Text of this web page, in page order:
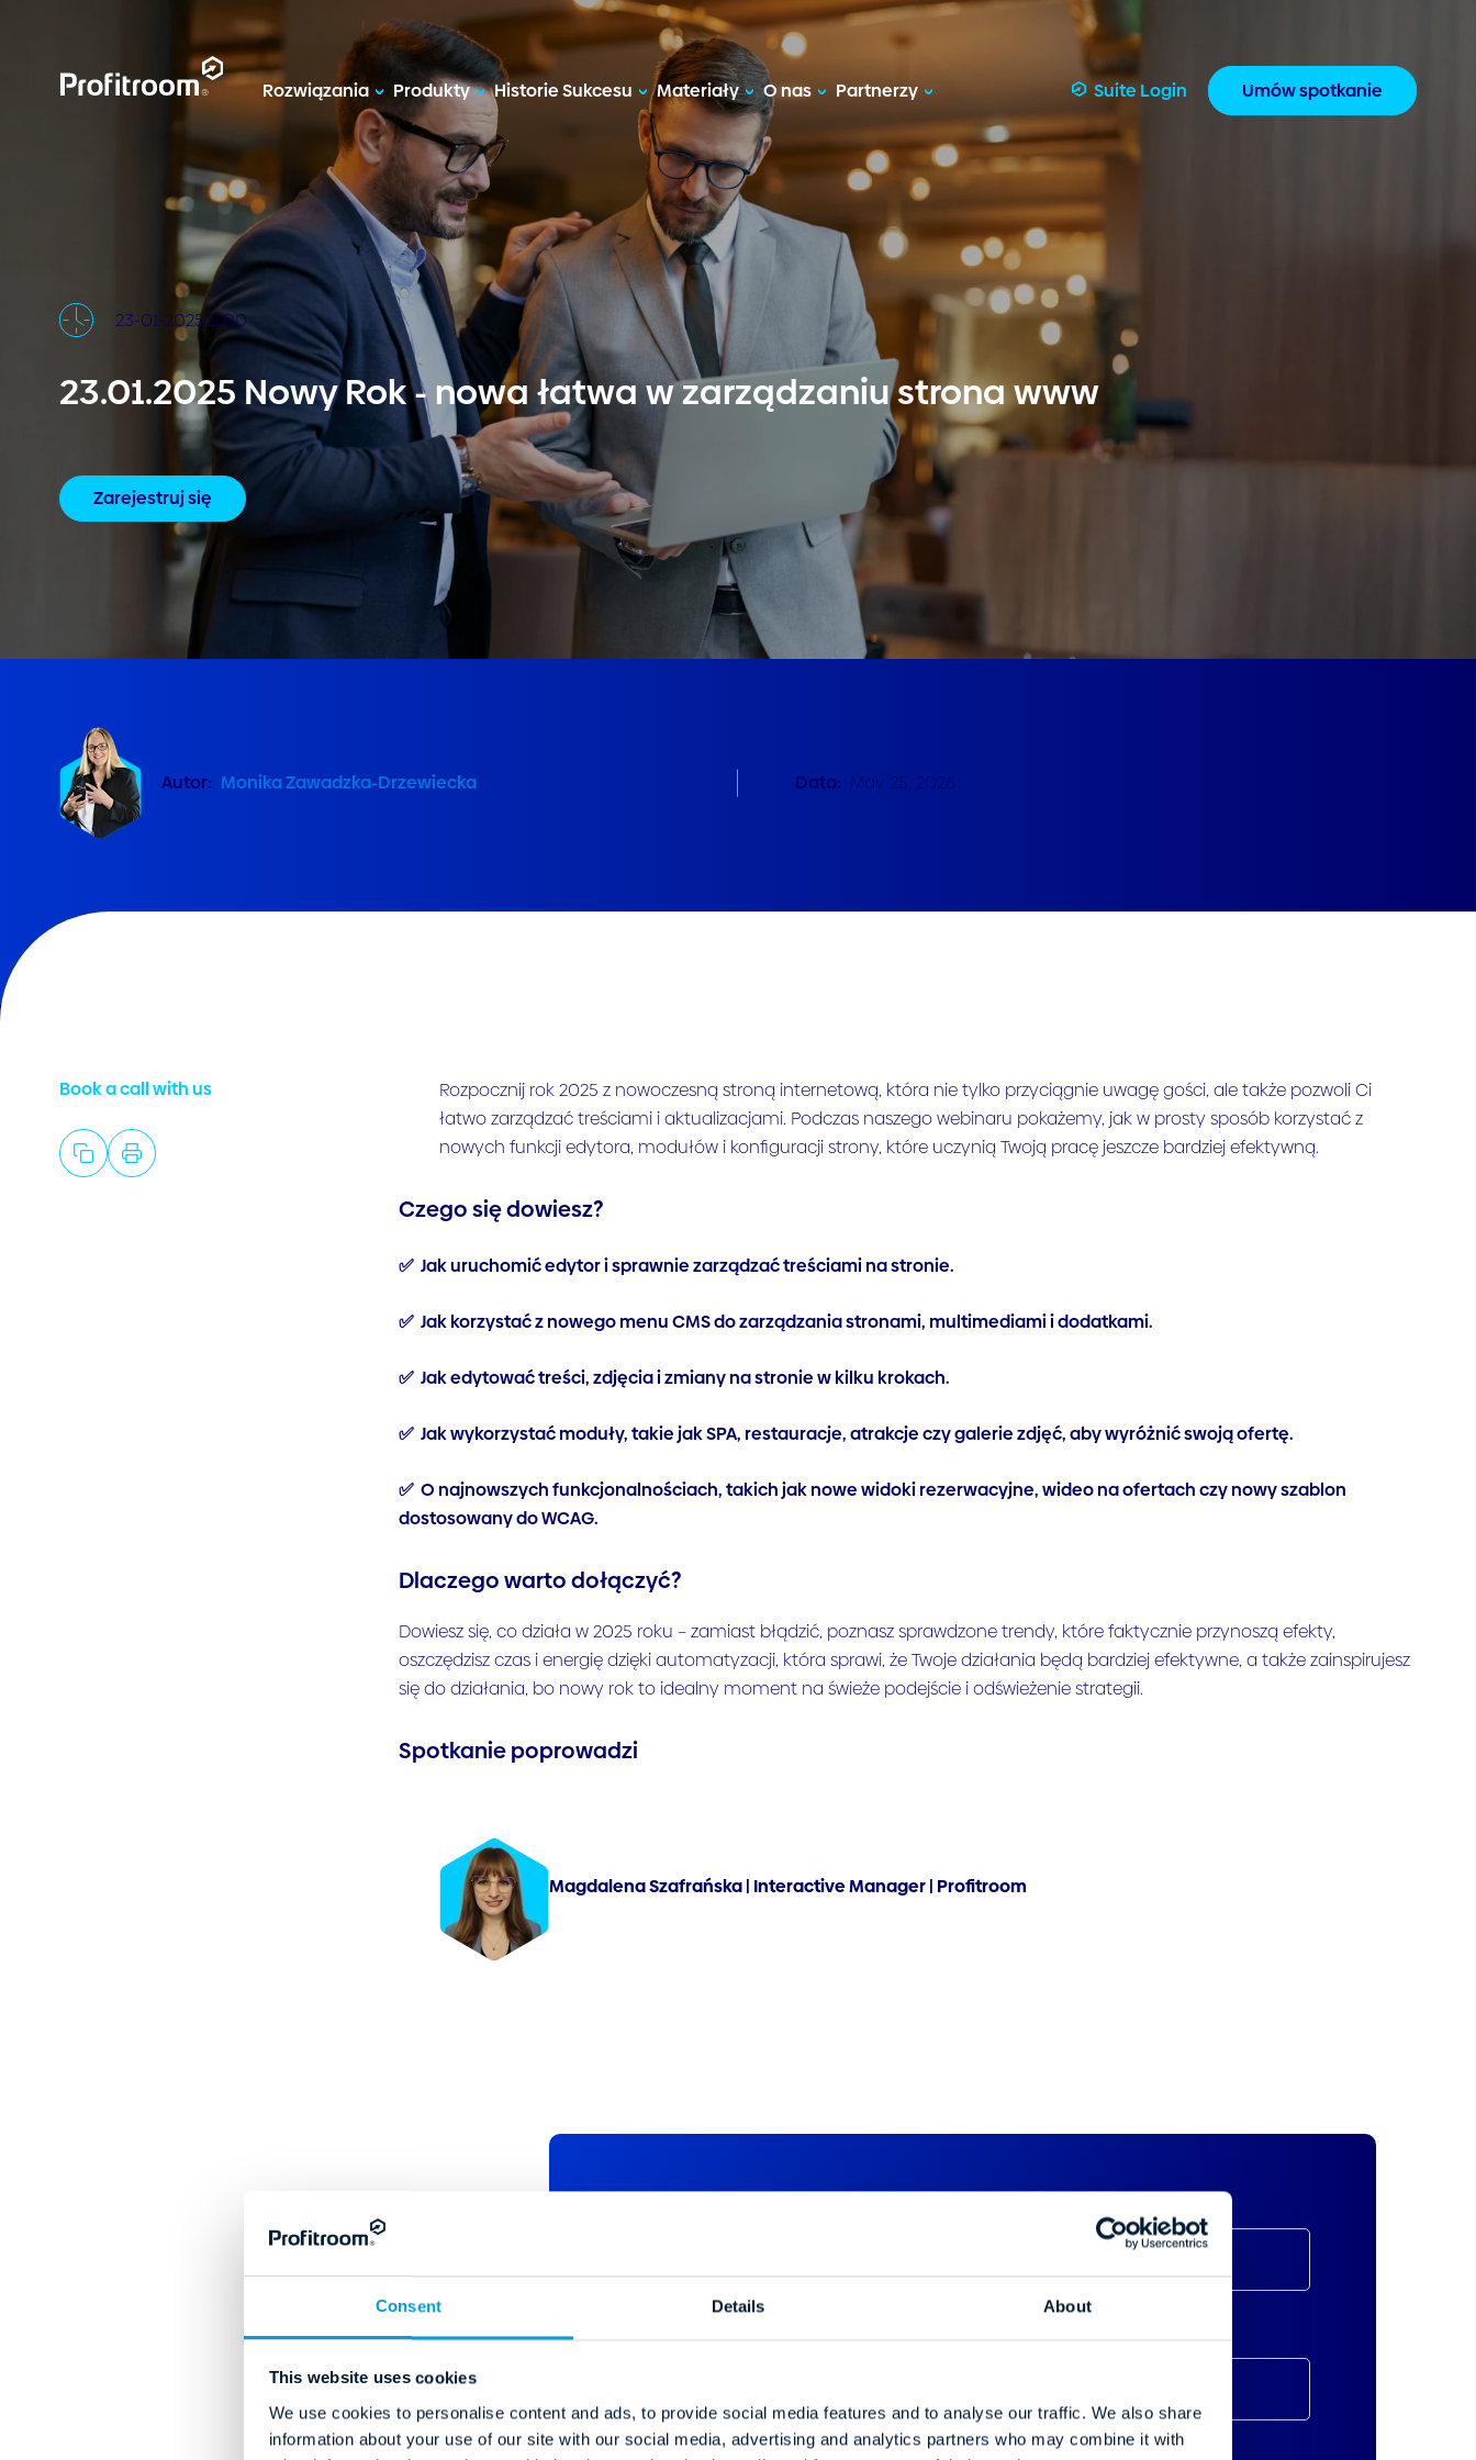
Consent Details About
This website uses cookies
We use cookies to personalise content and ads, to provide social media features and to analyse our traffic. We also share
information about your use of our site with our social media, advertising and analytics partners who may combine it with
Rozwiązania Produkty Historie Sukcesu Materiały O nas Partnerzy Suite Login Umów spotkanie
23-01-2025 11:00
23.01.2025 Nowy Rok - nowa łatwa w zarządzaniu strona www
Zarejestruj się
Autor: Monika Zawadzka-Drzewiecka Data: May 25, 2026
Book a call with us
Rozpocznij rok 2025 z nowoczesną stroną internetową, która nie tylko przyciągnie uwagę gości, ale także pozwoli Ci
łatwo zarządzać treściami i aktualizacjami. Podczas naszego webinaru pokażemy, jak w prosty sposób korzystać z
nowych funkcji edytora, modułów i konfiguracji strony, które uczynią Twoją pracę jeszcze bardziej efektywną.
Czego się dowiesz?
✅ Jak uruchomić edytor i sprawnie zarządzać treściami na stronie.
✅ Jak korzystać z nowego menu CMS do zarządzania stronami, multimediami i dodatkami.
✅ Jak edytować treści, zdjęcia i zmiany na stronie w kilku krokach.
✅ Jak wykorzystać moduły, takie jak SPA, restauracje, atrakcje czy galerie zdjęć, aby wyróżnić swoją ofertę.
✅ O najnowszych funkcjonalnościach, takich jak nowe widoki rezerwacyjne, wideo na ofertach czy nowy szablon
dostosowany do WCAG.
Dlaczego warto dołączyć?
Dowiesz się, co działa w 2025 roku – zamiast błądzić, poznasz sprawdzone trendy, które faktycznie przynoszą efekty,
oszczędzisz czas i energię dzięki automatyzacji, która sprawi, że Twoje działania będą bardziej efektywne, a także zainspirujesz
się do działania, bo nowy rok to idealny moment na świeże podejście i odświeżenie strategii.
Spotkanie poprowadzi
Magdalena Szafrańska | Interactive Manager | Profitroom